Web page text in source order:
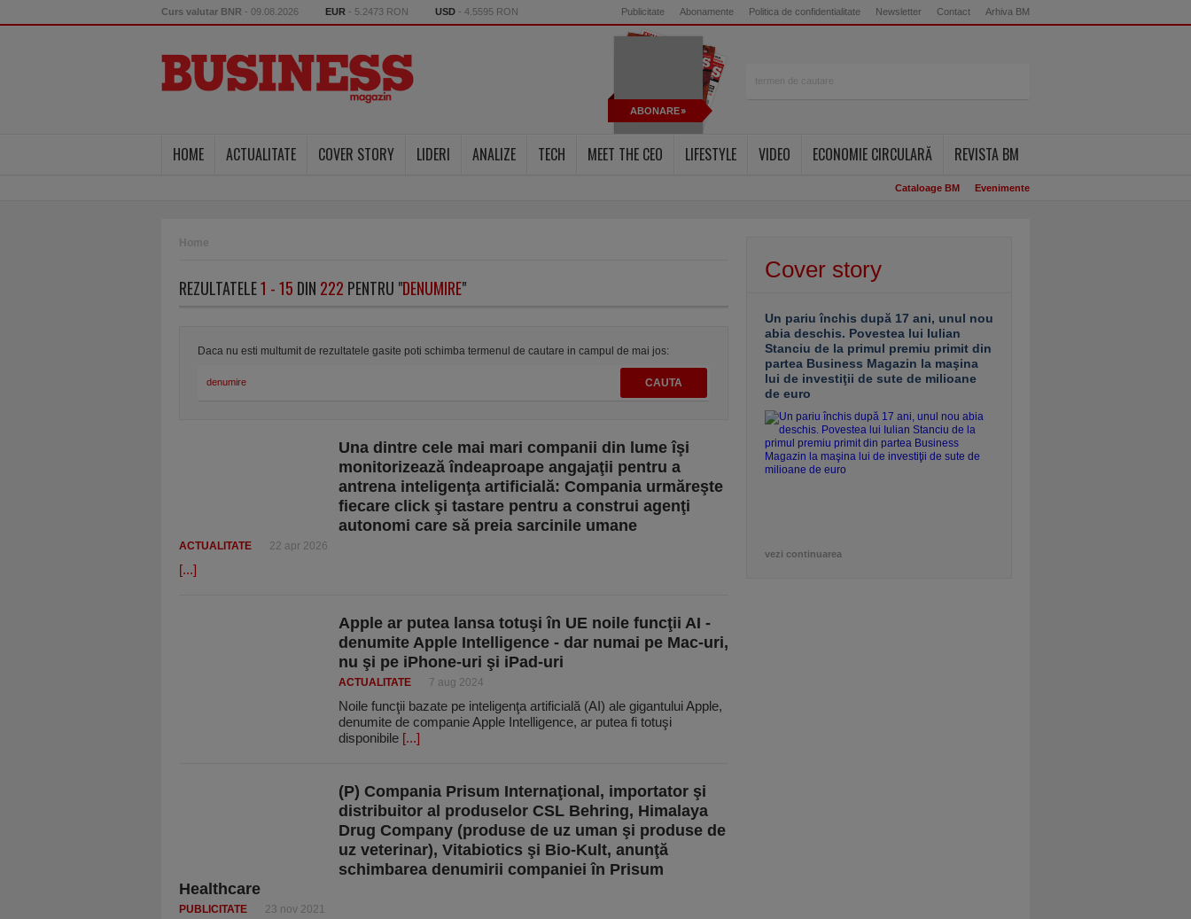
Curs valutar BNR - 09.08.2026 EUR - 5.2473 RON USD - 4.5595 RON Publicitate Abonamente Politica de confidentialitate Newsletter Contact Arhiva BM
ABONARE
HOME ACTUALITATE COVER STORY LIDERI ANALIZE TECH MEET THE CEO LIFESTYLE VIDEO ECONOMIE CIRCULARĂ REVISTA BM
Cataloage BM Evenimente
Home
REZULTATELE1 - 15 DIN 222 PENTRU "DENUMIRE"
Daca nu esti multumit de rezultatele gasite poti schimba termenul de cautare in campul de mai jos:
Una dintre cele mai mari companii din lume îşi
monitorizează îndeaproape angajaţii pentru a
antrena inteligenţa artificială: Compania urmăreşte
fiecare click şi tastare pentru a construi agenţi
autonomi care să preia sarcinile umane
ACTUALITATE 22 apr 2026
[...]
Apple ar putea lansa totuşi în UE noile funcţii AI -
denumite Apple Intelligence - dar numai pe Mac-uri,
nu şi pe iPhone-uri şi iPad-uri
ACTUALITATE 7 aug 2024
Noile funcţii bazate pe inteligenţa artificială (AI) ale gigantului Apple,
denumite de companie Apple Intelligence, ar putea fi totuşi
disponibile [...]
(P) Compania Prisum Internaţional, importator şi
distribuitor al produselor CSL Behring, Himalaya
Drug Company (produse de uz uman şi produse de
uz veterinar), Vitabiotics şi Bio-Kult, anunţă
schimbarea denumirii companiei în Prisum
Healthcare
PUBLICITATE 23 nov 2021
Cover story
Un pariu închis după 17 ani, unul nou
abia deschis. Povestea lui Iulian
Stanciu de la primul premiu primit din
partea Business Magazin la maşina
lui de investiţii de sute de milioane
de euro
vezi continuarea